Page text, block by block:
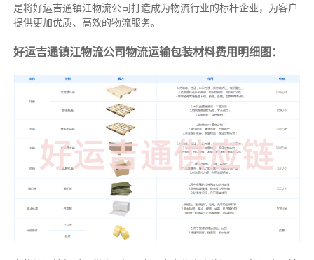
是将好运吉通镇江物流公司打造成为物流行业的标杆企业，为客户
提供更加优质、高效的物流服务。
好运吉通镇江物流公司物流运输包装材料费用明细图：